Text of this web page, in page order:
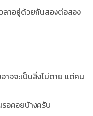
ลาอยู่ด้วยกันสองต่อสอง
าจจะเป็นสิ่งไม่ตาย แต่คน
อคอยบ้างครับ